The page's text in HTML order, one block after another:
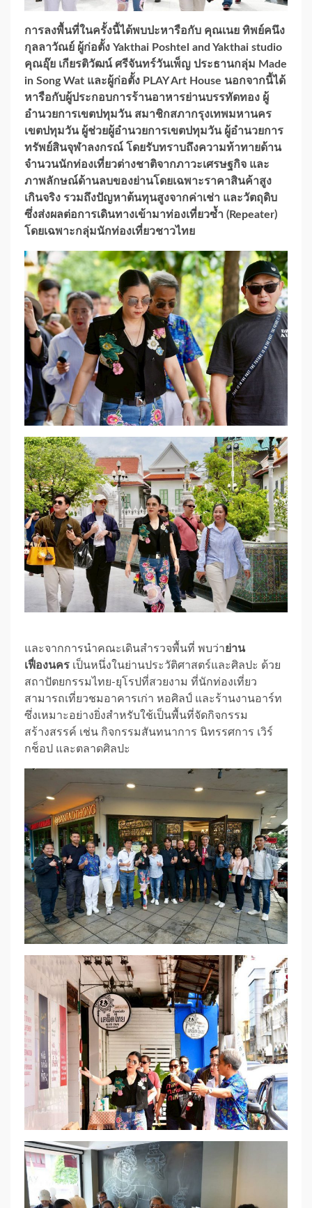
การลงพื้นที่ในครั้งนี้ได้พบปะหารือกับ คุณเนย ทิพย์คนึง
กุลลาวัณย์ ผู้ก่อตั้ง Yakthai Poshtel and Yakthai studio
คุณอุ๊ย เกียรติวัฒน์ ศรีจันทร์วันเพ็ญ ประธานกลุ่ม Made
in Song Wat และผู้ก่อตั้ง PLAY Art House นอกจากนี้ได้
หารือกับผู้ประกอบการร้านอาหารย่านบรรทัดทอง ผู้
อำนวยการเขตปทุมวัน สมาชิกสภากรุงเทพมหานคร
เขตปทุมวัน ผู้ช่วยผู้อำนวยการเขตปทุมวัน ผู้อำนวยการ
ทรัพย์สินจุฬาลงกรณ์ โดยรับทราบถึงความท้าทายด้าน
จำนวนนักท่องเที่ยวต่างชาติจากภาวะเศรษฐกิจ และ
ภาพลักษณ์ด้านลบของย่านโดยเฉพาะราคาสินค้าสูง
เกินจริง รวมถึงปัญหาต้นทุนสูงจากค่าเช่า และวัตถุดิบ
ซึ่งส่งผลต่อการเดินทางเข้ามาท่องเที่ยวซ้ำ (Repeater)
โดยเฉพาะกลุ่มนักท่องเที่ยวชาวไทย
และจากการนำคณะเดินสำรวจพื้นที่ พบว่าย่าน
เฟื่องนคร เป็นหนึ่งในย่านประวัติศาสตร์และศิลปะ ด้วย
สถาปัตยกรรมไทย-ยุโรปที่สวยงาม ที่นักท่องเที่ยว
สามารถเที่ยวชมอาคารเก่า หอศิลป์ และร้านงานอาร์ท
ซึ่งเหมาะอย่างยิ่งสำหรับใช้เป็นพื้นที่จัดกิจกรรม
สร้างสรรค์ เช่น กิจกรรมสันทนาการ นิทรรศการ เวิร์
กช็อป และตลาดศิลปะ